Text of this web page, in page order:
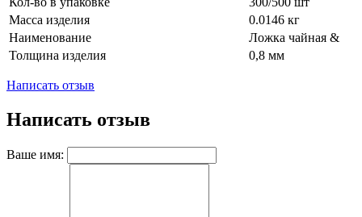
Масса изделия
0.0146 кг
Наименование
Ложка чайная &
Толщина изделия
0,8 мм
Написать отзыв
Написать отзыв
Ваше имя: